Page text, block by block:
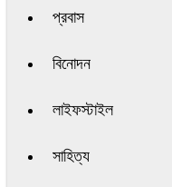
প্রবাস
বিনোদন
লাইফস্টাইল
সাহিত্য